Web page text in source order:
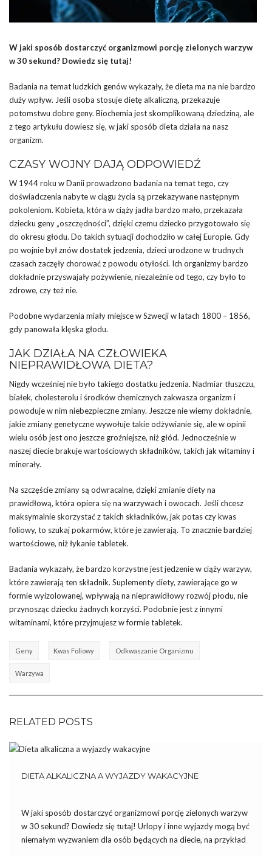
W jaki sposób dostarczyć organizmowi porcję zielonych warzyw
w 30 sekund? Dowiedz się tutaj!
Badania na temat ludzkich genów wykazały, że dieta ma na nie bardzo
duży wpływ. Jeśli osoba stosuje dietę alkaliczną, przekazuje
potomstwu dobre geny. Biochemia jest skomplikowaną dziedziną, ale
z tego artykułu dowiesz się, w jaki sposób dieta działa na nasz
organizm.
CZASY WOJNY DAJĄ ODPOWIEDŹ
W 1944 roku w Danii prowadzono badania na temat tego, czy
doświadczenia nabyte w ciągu życia są przekazywane następnym
pokoleniom. Kobieta, która w ciąży jadła bardzo mało, przekazała
dziecku geny „oszczędności”, dzięki czemu dziecko przygotowało się
do okresu głodu. Do takich sytuacji dochodziło w całej Europie. Gdy
po wojnie był znów dostatek jedzenia, dzieci urodzone w trudnych
czasach zaczęły chorować z powodu otyłości. Ich organizmy bardzo
dokładnie przyswajały pożywienie, niezależnie od tego, czy było to
zdrowe, czy też nie.
Podobne wydarzenia miały miejsce w Szwecji w latach 1800 – 1856,
gdy panowała klęska głodu.
JAK DZIAŁA NA CZŁOWIEKA
NIEPRAWIDŁOWA DIETA?
Nigdy wcześniej nie było takiego dostatku jedzenia. Nadmiar tłuszczu,
białek, cholesterolu i środków chemicznych zakwasza organizm i
powoduje w nim niebezpieczne zmiany. Jeszcze nie wiemy dokładnie,
jakie zmiany genetyczne wywołuje takie odżywianie się, ale w opinii
wielu osób jest ono jeszcze groźniejsze, niż głód. Jednocześnie w
naszej diecie brakuje wartościowych składników, takich jak witaminy i
minerały.
Na szczęście zmiany są odwracalne, dzięki zmianie diety na
prawidłową, która opiera się na warzywach i owocach. Jeśli chcesz
maksymalnie skorzystać z takich składników, jak potas czy kwas
foliowy, to szukaj pokarmów, które je zawierają. To znacznie bardziej
wartościowe, niż łykanie tabletek.
Badania wykazały, że bardzo korzystne jest jedzenie w ciąży warzyw,
które zawierają ten składnik. Suplementy diety, zawierające go w
formie wyizolowanej, wpływają na nieprawidłowy rozwój płodu, nie
przynosząc dziecku żadnych korzyści. Podobnie jest z innymi
witaminami, które przyjmujesz w formie tabletek.
Geny Kwas Foliowy Odkwaszanie Organizmu
Warzywa
RELATED POSTS
DIETA ALKALICZNA A WYJAZDY WAKACYJNE
W jaki sposób dostarczyć organizmowi porcję zielonych warzyw
w 30 sekund? Dowiedz się tutaj! Urlopy i inne wyjazdy mogą być
niemałym wyzwaniem dla osób będących na diecie, na przykład